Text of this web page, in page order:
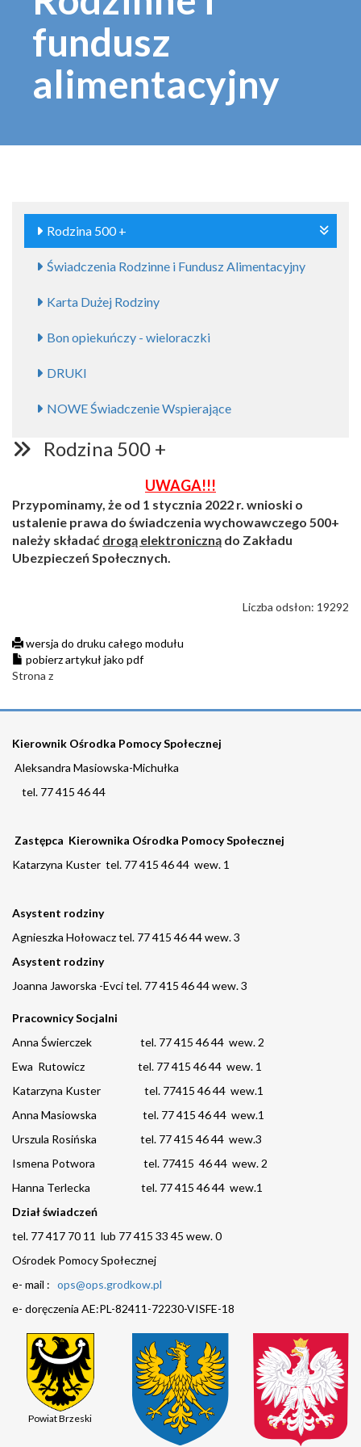
fundusz
alimentacyjny
Rodzina 500 +
Świadczenia Rodzinne i Fundusz Alimentacyjny
Karta Dużej Rodziny
Bon opiekuńczy - wieloraczki
DRUKI
NOWE Świadczenie Wspierające
Rodzina 500 +
UWAGA!!!
Przypominamy, że od 1 stycznia 2022 r. wnioski o
ustalenie prawa do świadczenia wychowawczego 500+
należy składać drogą elektroniczną do Zakładu
Ubezpieczeń Społecznych.
Liczba odsłon: 19292
wersja do druku całego modułu
pobierz artykuł jako pdf
Strona z
Kierownik Ośrodka Pomocy Społecznej
Aleksandra Masiowska-Michułka
tel. 77 415 46 44
Zastępca Kierownika Ośrodka Pomocy Społecznej
Katarzyna Kuster tel. 77 415 46 44 wew. 1
Asystent rodziny
Agnieszka Hołowacz tel. 77 415 46 44 wew. 3
Asystent rodziny
Joanna Jaworska -Evci tel. 77 415 46 44 wew. 3
Pracownicy Socjalni
Anna Świerczek tel. 77 415 46 44 wew. 2
Ewa Rutowicz tel. 77 415 46 44 wew. 1
Katarzyna Kuster tel. 77415 46 44 wew.1
Anna Masiowska tel. 77 415 46 44 wew.1
Urszula Rosińska tel. 77 415 46 44 wew.3
Ismena Potwora tel. 77415 46 44 wew. 2
Hanna Terlecka tel. 77 415 46 44 wew.1
Dział świadczeń
tel. 77 417 70 11 lub 77 415 33 45 wew. 0
Ośrodek Pomocy Społecznej
e- mail : ops@ops.grodkow.pl
e- doręczenia AE:PL-82411-72230-VISFE-18
Powiat Brzeski